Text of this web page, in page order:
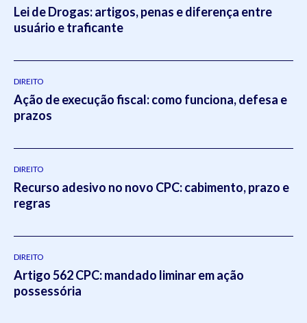
Lei de Drogas: artigos, penas e diferença entre
usuário e traficante
DIREITO
Ação de execução fiscal: como funciona, defesa e
prazos
DIREITO
Recurso adesivo no novo CPC: cabimento, prazo e
regras
DIREITO
Artigo 562 CPC: mandado liminar em ação
possessória